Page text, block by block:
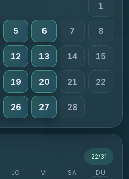
1
5 6 7 8
12 13 14 15
19 20 21 22
26 27 28
22/31
JO VI SA DU